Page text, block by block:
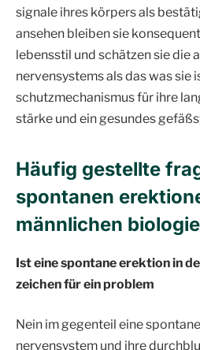
signale ihres körpers als
ansehen bleiben sie
lebensstil und schätzen sie die
nervensystems als das was sie
schutzmechanismus für ihre
stärke und ein gesundes
Häufig gestellte
spontanen
männlichen biologie
Ist eine spontane erektion in
zeichen für ein problem
Nein im gegenteil eine
nervensystem und ihre